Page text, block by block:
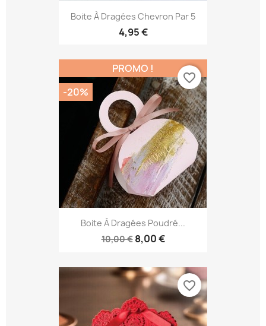
Boite À Dragées Chevron Par 5
4,95 €
Boite À Dragées Poudré...
10,00 € 8,00 €
PROMO !
-20%
favorite_border
favorite_border